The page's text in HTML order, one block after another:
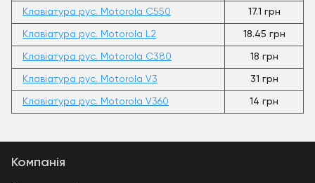
Клавіатура рус. Motorola C550 17.1 грн
Клавіатура рус. Motorola L2 18.45 грн
Клавіатура рус. Motorola C380 18 грн
Клавіатура рус. Motorola V3 31 грн
Клавіатура рус. Motorola V360 14 грн
Компанія